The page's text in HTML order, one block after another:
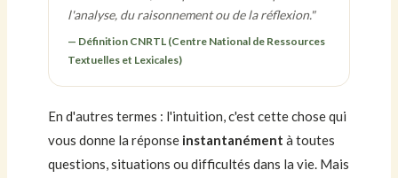
l'analyse, du raisonnement ou de la réflexion."
— Définition CNRTL (Centre National de Ressources
Textuelles et Lexicales)
En d'autres termes : l'intuition, c'est cette chose qui
vous donne la réponse instantanément à toutes
questions, situations ou difficultés dans la vie. Mais